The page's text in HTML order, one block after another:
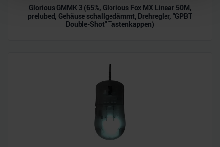
Wir verwenden Cookies, um Inhalte und Anzeigen zu
soziale Medien, Werbung und Analysen weiter. Unsere
weiteren Daten zusammen, die Sie ihnen bereitgestellt
haben oder die sie im Rahmen Ihrer Nutzung der Dienste
Glorious GMMK 3 (65%, Glorious Fox MX Linear 50M,
prelubed, Gehäuse schallgedämmt, Drehregler, "GPBT
Double-Shot" Tastenkappen)